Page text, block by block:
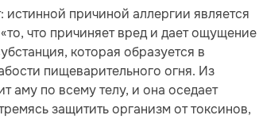
причиной аллергии является
что причиняет вред и дает ощущение
которая образуется в
пищеварительного огня. Из
аму по всему телу, и она оседает
защитить организм от токсинов,